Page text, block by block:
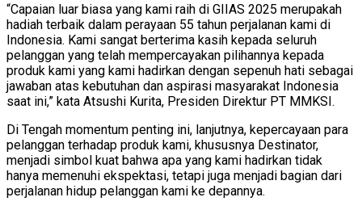
“Capaian luar biasa yang kami raih di GIIAS 2025 merupakah
hadiah terbaik dalam perayaan 55 tahun perjalanan kami di
Indonesia. Kami sangat berterima kasih kepada seluruh
pelanggan yang telah mempercayakan pilihannya kepada
produk kami yang kami hadirkan dengan sepenuh hati sebagai
jawaban atas kebutuhan dan aspirasi masyarakat Indonesia
saat ini,” kata Atsushi Kurita, Presiden Direktur PT MMKSI.
Di Tengah momentum penting ini, lanjutnya, kepercayaan para
pelanggan terhadap produk kami, khususnya Destinator,
menjadi simbol kuat bahwa apa yang kami hadirkan tidak
hanya memenuhi ekspektasi, tetapi juga menjadi bagian dari
perjalanan hidup pelanggan kami ke depannya.